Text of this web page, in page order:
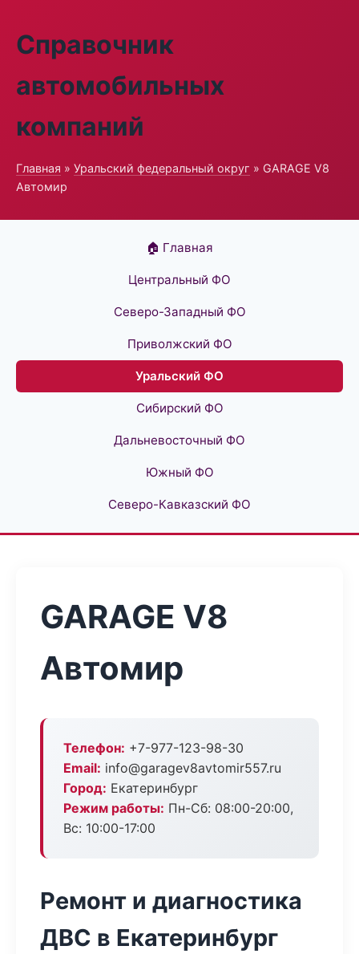
Справочник
автомобильных
компаний
Главная » Уральский федеральный округ » GARAGE V8
Автомир
🏠 Главная
Центральный ФО
Северо-Западный ФО
Приволжский ФО
Уральский ФО
Сибирский ФО
Дальневосточный ФО
Южный ФО
Северо-Кавказский ФО
GARAGE V8
Автомир
Телефон: +7-977-123-98-30
Email: info@garagev8avtomir557.ru
Город: Екатеринбург
Режим работы: Пн-Сб: 08:00-20:00,
Вс: 10:00-17:00
Ремонт и диагностика
ДВС в Екатеринбург